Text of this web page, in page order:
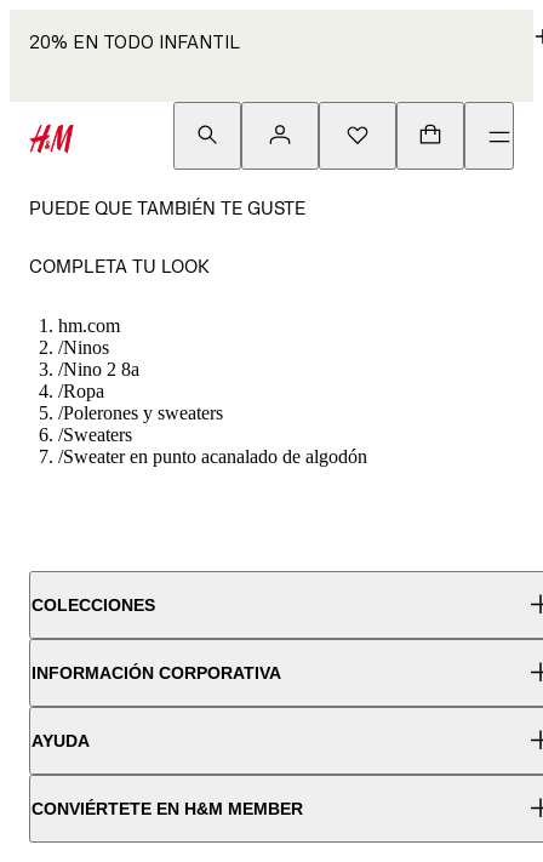
20% EN TODO INFANTIL
PUEDE QUE TAMBIÉN TE GUSTE
COMPLETA TU LOOK
hm.com
/Ninos
/Nino 2 8a
/Ropa
/Polerones y sweaters
/Sweaters
/Sweater en punto acanalado de algodón
COLECCIONES
INFORMACIÓN CORPORATIVA
AYUDA
CONVIÉRTETE EN H&M MEMBER